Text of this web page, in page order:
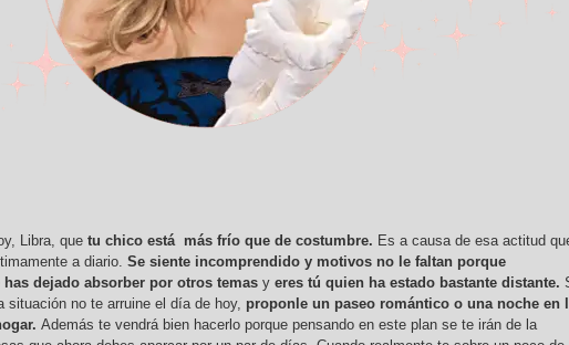
Libra, que tu chico está más frío que de costumbre. Es a causa de esa actitud
a diario. Se siente incomprendido y motivos no le faltan porque
dejado absorber por otros temas y eres tú quien ha estado bastante distante.
situación no te arruine el día de hoy, proponle un paseo romántico o una noche en
Además te vendrá bien hacerlo porque pensando en este plan se te irán de la